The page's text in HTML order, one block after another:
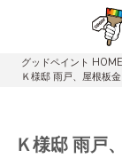
グッドペイント HOME
Ｋ様邸 雨戸、屋根板
Ｋ様邸 雨戸